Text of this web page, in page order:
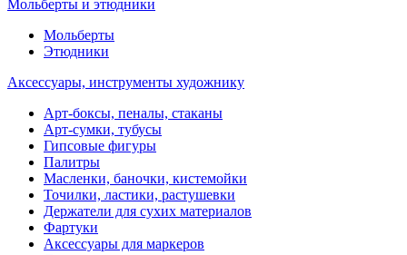
Мольберты и этюдники
Мольберты
Этюдники
Аксессуары, инструменты художнику
Арт-боксы, пеналы, стаканы
Арт-сумки, тубусы
Гипсовые фигуры
Палитры
Масленки, баночки, кистемойки
Точилки, ластики, растушевки
Держатели для сухих материалов
Фартуки
Аксессуары для маркеров